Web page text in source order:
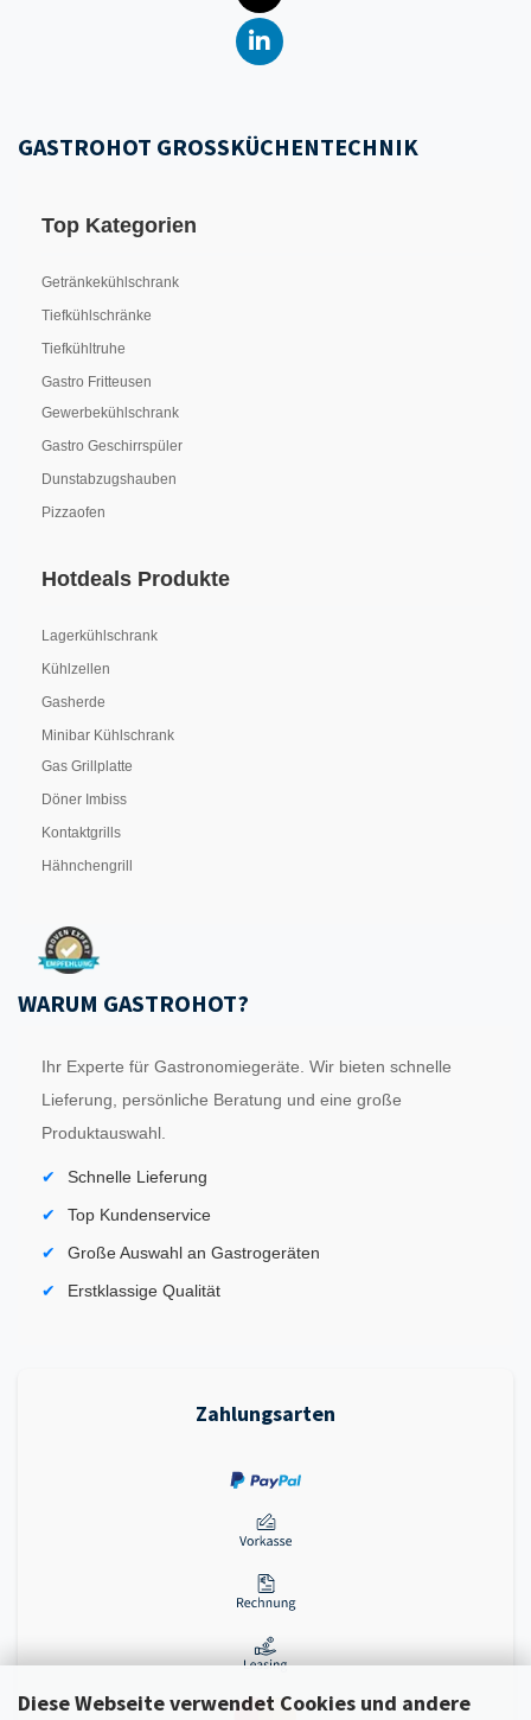
Diese Webseite verwendet Cookies und andere
GASTROHOT GROSSKÜCHENTECHNIK
Top Kategorien
Getränkekühlschrank
Tiefkühlschränke
Tiefkühltruhe
Gastro Fritteusen
Gewerbekühlschrank
Gastro Geschirrspüler
Dunstabzugshauben
Pizzaofen
Hotdeals Produkte
Lagerkühlschrank
Kühlzellen
Gasherde
Minibar Kühlschrank
Gas Grillplatte
Döner Imbiss
Kontaktgrills
Hähnchengrill
WARUM GASTROHOT?
Ihr Experte für Gastronomiegeräte. Wir bieten schnelle
Lieferung, persönliche Beratung und eine große
Produktauswahl.
Schnelle Lieferung
Top Kundenservice
Große Auswahl an Gastrogeräten
Erstklassige Qualität
Zahlungsarten